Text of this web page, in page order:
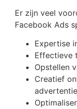
Er zijn veel
Facebook Ads
Expertise
Effectieve
Opstellen
Creatief